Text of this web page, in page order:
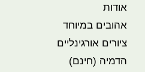
אודות
אהובים במיוחד
ציורים אורגינליים
הדמיה (חינם)